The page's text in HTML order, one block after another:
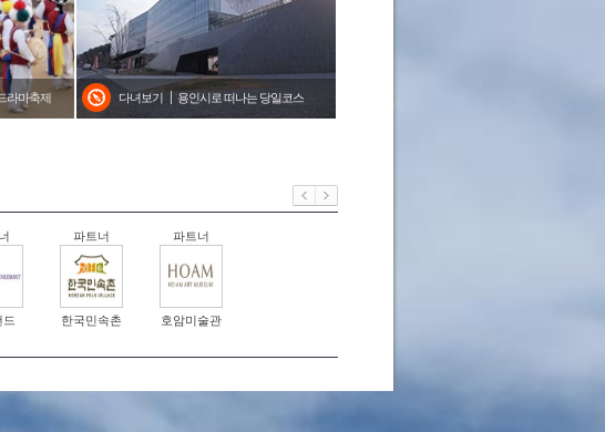
다녀보기 용인시로 떠나는 당일코스
라마축제
파트너
한국민속촌
파트너
호암미술관